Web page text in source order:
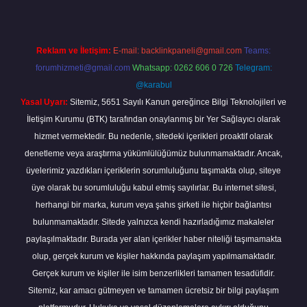
Reklam ve İletişim: E-mail: backlinkpaneli@gmail.com Teams:
forumhizmeti@gmail.com Whatsapp: 0262 606 0 726 Telegram:
@karabul
Yasal Uyarı: Sitemiz, 5651 Sayılı Kanun gereğince Bilgi Teknolojileri ve
İletişim Kurumu (BTK) tarafından onaylanmış bir Yer Sağlayıcı olarak
hizmet vermektedir. Bu nedenle, sitedeki içerikleri proaktif olarak
denetleme veya araştırma yükümlülüğümüz bulunmamaktadır. Ancak,
üyelerimiz yazdıkları içeriklerin sorumluluğunu taşımakta olup, siteye
üye olarak bu sorumluluğu kabul etmiş sayılırlar. Bu internet sitesi,
herhangi bir marka, kurum veya şahıs şirketi ile hiçbir bağlantısı
bulunmamaktadır. Sitede yalnızca kendi hazırladığımız makaleler
paylaşılmaktadır. Burada yer alan içerikler haber niteliği taşımamakta
olup, gerçek kurum ve kişiler hakkında paylaşım yapılmamaktadır.
Gerçek kurum ve kişiler ile isim benzerlikleri tamamen tesadüfidir.
Sitemiz, kar amacı gütmeyen ve tamamen ücretsiz bir bilgi paylaşım